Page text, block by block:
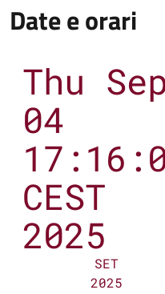
Date e orari
Thu
04
CEST
2025
SET
2025